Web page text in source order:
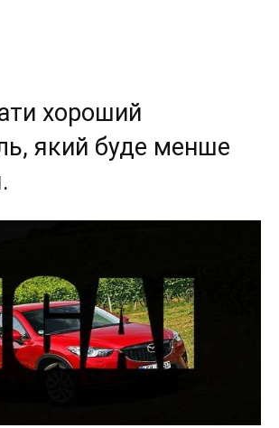
хороший
який буде менше